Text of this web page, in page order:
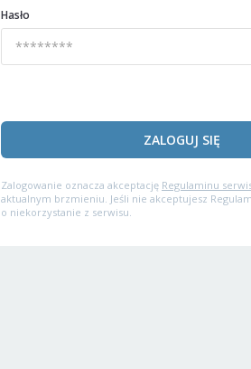
Hasło
ZALOGUJ SIĘ
Zalogowanie oznacza akceptację Regulaminu
aktualnym brzmieniu. Jeśli nie akceptujesz
o niekorzystanie z serwisu.